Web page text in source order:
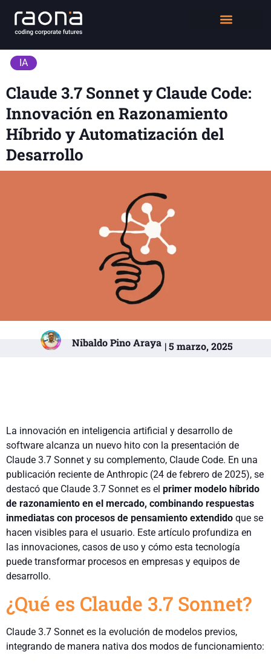
IA
Claude 3.7 Sonnet y Claude Code:
Innovación en Razonamiento
Híbrido y Automatización del
Desarrollo
Nibaldo Pino Araya | 5 marzo, 2025
La innovación en inteligencia artificial y desarrollo de
software alcanza un nuevo hito con la presentación de
Claude 3.7 Sonnet y su complemento, Claude Code. En una
publicación reciente de Anthropic (24 de febrero de 2025), se
destacó que Claude 3.7 Sonnet es el primer modelo híbrido
de razonamiento en el mercado, combinando respuestas
inmediatas con procesos de pensamiento extendido que se
hacen visibles para el usuario. Este artículo profundiza en
las innovaciones, casos de uso y cómo esta tecnología
puede transformar procesos en empresas y equipos de
desarrollo.
¿Qué es Claude 3.7 Sonnet?
Claude 3.7 Sonnet es la evolución de modelos previos,
integrando de manera nativa dos modos de funcionamiento: